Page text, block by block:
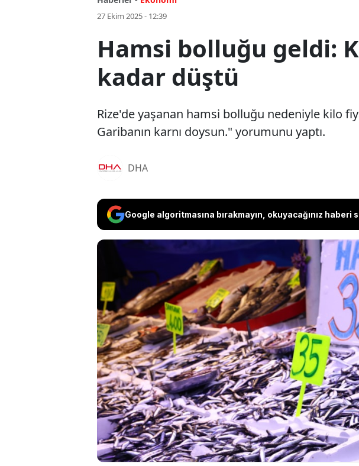
27 Ekim 2025 - 12:39
Hamsi bolluğu geldi:
kadar düştü
Rize'de yaşanan hamsi bolluğu nedeniyle kilo
Garibanın karnı doysun." yorumunu yaptı.
DHA
Google algoritmasına bırakmayın, okuyacağınız haberi
Rize'de yaşanan hamsi
liradan 35 TL'ye düştü.
Garibanın karnı